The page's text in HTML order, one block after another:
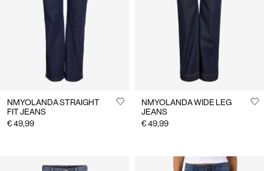
NMYOLANDA STRAIGHT
FIT JEANS
€ 49,99
NMYOLANDA WIDE LEG
JEANS
€ 49,99